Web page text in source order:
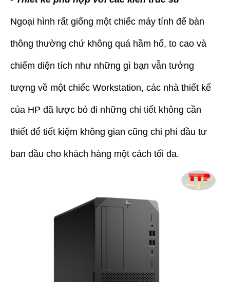
Ngoại hình rất giống một chiếc máy tính để bàn
thông thường chứ không quá hầm hố, to cao và
chiếm diện tích như những gì bạn vẫn tưởng
tượng về một chiếc Workstation, các nhà thiết kế
của HP đã lược bỏ đi những chi tiết không cần
thiết để tiết kiệm không gian cũng chi phí đầu tư
ban đầu cho khách hàng một cách tối đa.